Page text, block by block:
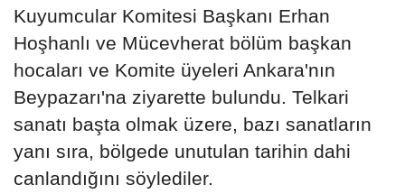
Kuyumcular Komitesi Başkanı Erhan
Hoşhanlı ve Mücevherat bölüm başkan
hocaları ve Komite üyeleri Ankara'nın
Beypazarı'na ziyarette bulundu. Telkari
sanatı başta olmak üzere, bazı sanatların
yanı sıra, bölgede unutulan tarihin dahi
canlandığını söylediler.